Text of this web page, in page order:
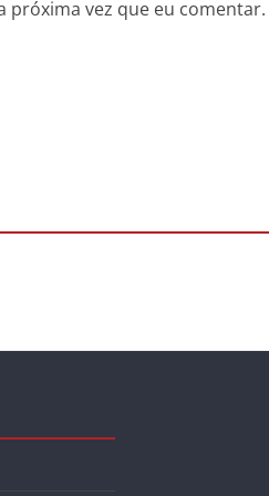
próxima vez que eu comentar.